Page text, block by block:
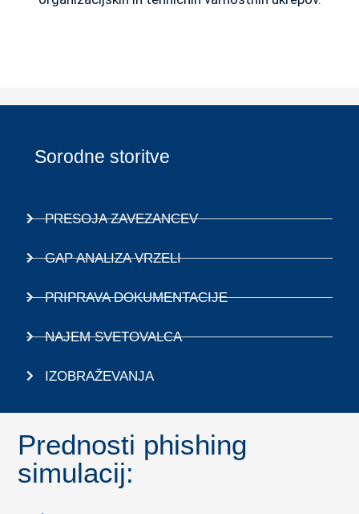
Prednosti phishing
simulacij:
Sorodne storitve
PRESOJA ZAVEZANCEV
GAP ANALIZA VRZELI
PRIPRAVA DOKUMENTACIJE
NAJEM SVETOVALCA
IZOBRAŽEVANJA